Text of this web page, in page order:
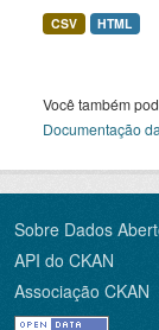
CSV HTML
Você também
Documentação
Sobre Dados
API do CKAN
Associação CKAN